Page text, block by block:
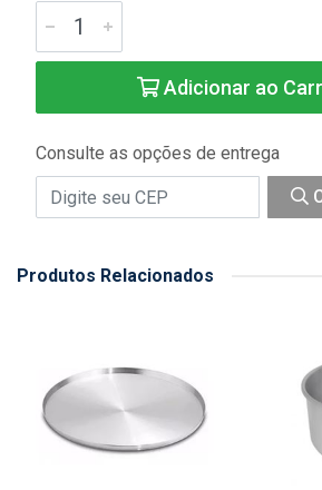
Adicionar ao
Consulte as opções de entrega
Produtos Relacionados